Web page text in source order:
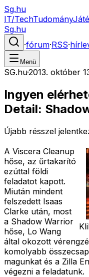
Sg.hu
IT/TechTudomány
Sg.hu
·fórum·RSS·
Menü
SG.hu·2013. október
Ingyen
Detail:
Újabb résszel
A Viscera Cleanup
hőse, az űrtakarító
ezúttal földi
feladatot kapott.
Miután mindent
felszedett Isaas
Clarke után, most
a Shadow Warrior
hőse, Lo Wang
által okozott
komolyabb
magunkat és a Zilla
végezni a feladatunk.